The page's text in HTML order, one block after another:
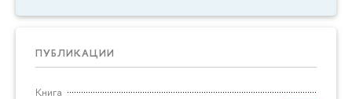
ПУБЛИКАЦИИ
Книга